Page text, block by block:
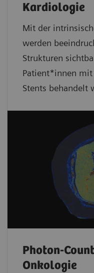
Kardiologie
Mit der
werden
Strukturen
Patient*innen mit
Stents behandelt
Photon-
Onkologie